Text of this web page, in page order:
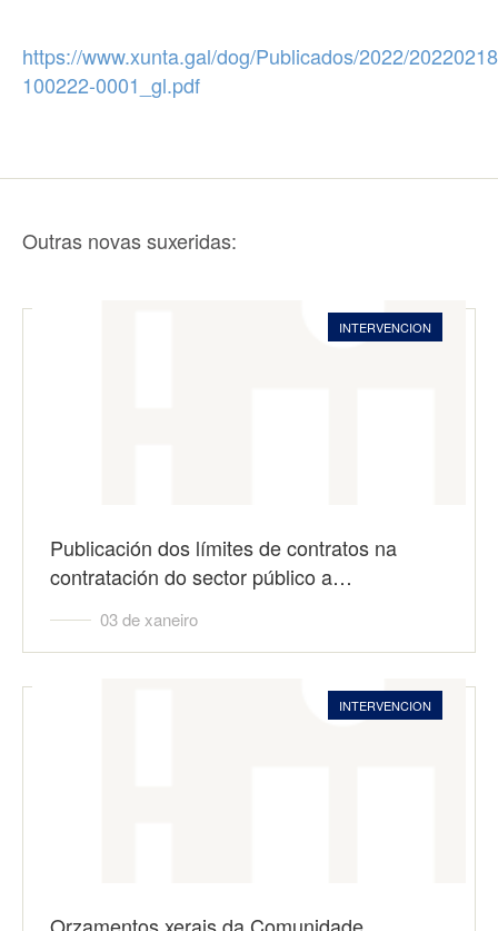
https://www.xunta.gal/dog/Publicados/2022/
100222-0001_gl.pdf
Outras novas suxeridas:
INTERVENCION
Publicación dos límites de contratos na
contratación do sector público a…
03 de xaneiro
INTERVENCION